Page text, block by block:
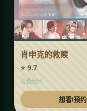
肖申克的救赎
⭐ 9.7
必看经典
想看/预约